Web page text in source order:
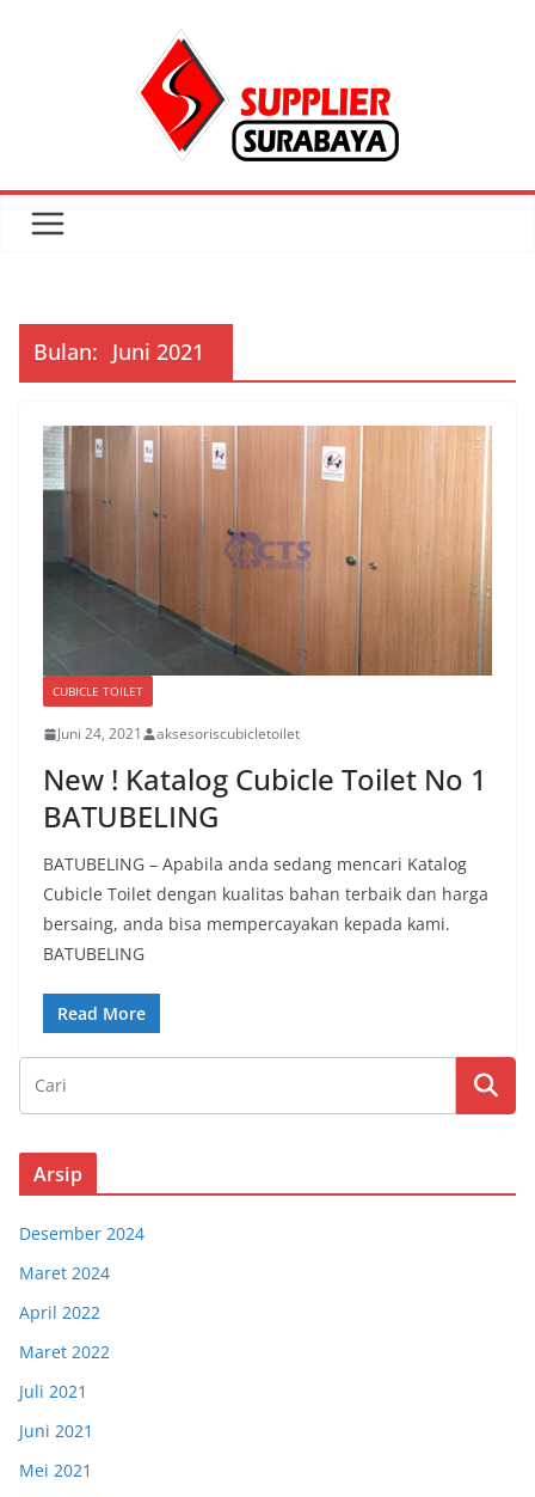
Bulan: Juni 2021
CUBICLE TOILET
Juni 24, 2021 aksesoriscubicletoilet
New ! Katalog Cubicle Toilet No 1
BATUBELING
BATUBELING – Apabila anda sedang mencari Katalog
Cubicle Toilet dengan kualitas bahan terbaik dan harga
bersaing, anda bisa mempercayakan kepada kami.
BATUBELING
Read More
Arsip
Desember 2024
Maret 2024
April 2022
Maret 2022
Juli 2021
Juni 2021
Mei 2021